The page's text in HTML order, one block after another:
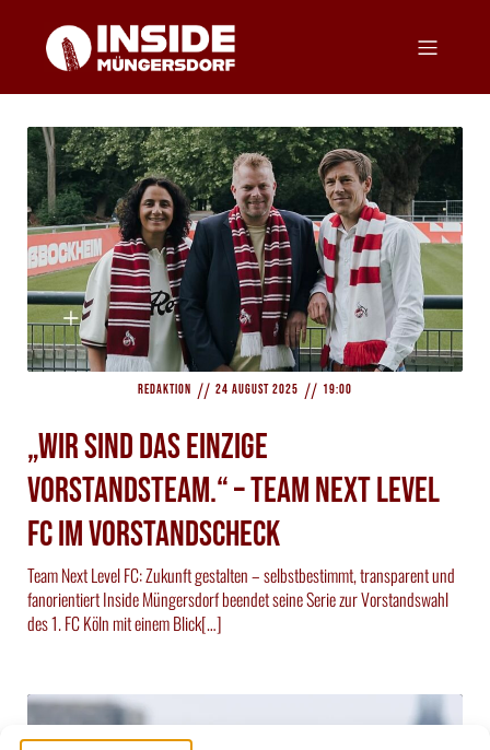
Redaktion // 24 August 2025 // 19:00
„Wir sind das einzige
VorstandsTEAM.“ – Team Next Level
FC im Vorstandscheck
Team Next Level FC: Zukunft gestalten – selbstbestimmt, transparent und
fanorientiert Inside Müngersdorf beendet seine Serie zur Vorstandswahl
des 1. FC Köln mit einem Blick[…]